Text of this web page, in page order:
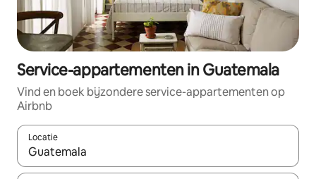
Service-appartementen in Guatemala
Vind en boek bijzondere service-appartementen op
Airbnb
Locatie
Wanneer er suggesties beschikbaar zijn, maak je een keuze